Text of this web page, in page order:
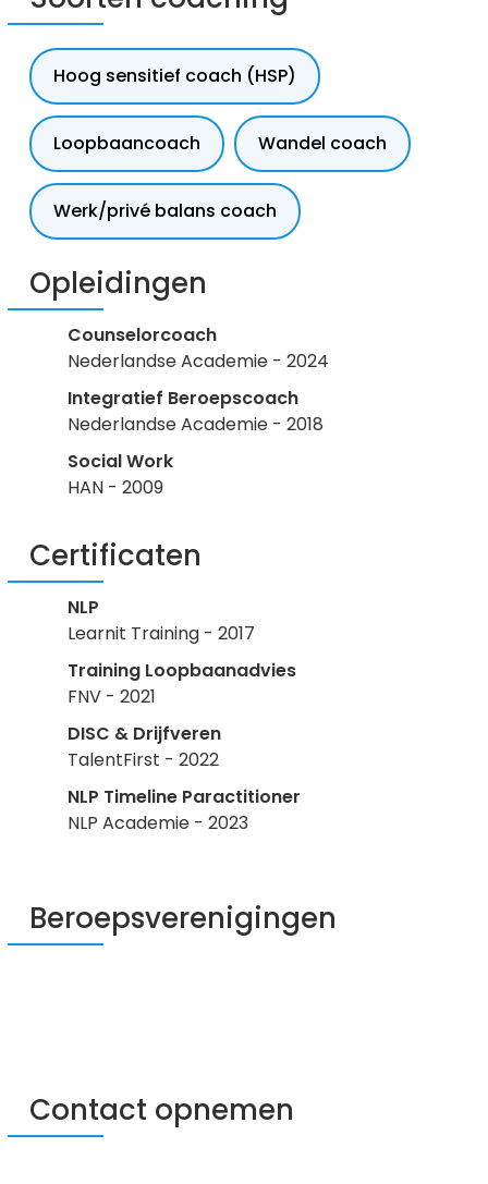
Hoog sensitief coach (HSP)
Loopbaancoach Wandel coach
Werk/privé balans coach
Opleidingen
Counselorcoach
Nederlandse Academie - 2024
Integratief Beroepscoach
Nederlandse Academie - 2018
Social Work
HAN - 2009
Certificaten
NLP
Learnit Training - 2017
Training Loopbaanadvies
FNV - 2021
DISC & Drijfveren
TalentFirst - 2022
NLP Timeline Paractitioner
NLP Academie - 2023
Beroepsverenigingen
Contact opnemen